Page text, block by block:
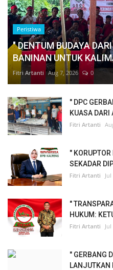
Peristiwa
" DENTUM BUDAYA
BANINAN UNTUK
Fitri Artanti Aug 7, 2026 0
" DPC
KUASA DARI
Fitri Artanti
"
SEKADAR
Fitri Artanti
"
HUKUM:
Fitri Artanti
" GERBANG
LANJUTKAN